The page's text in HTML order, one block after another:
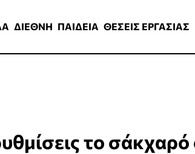
ΔΙΕΘΝΗ ΠΑΙΔΕΙΑ ΘΕΣΕΙΣ ΕΡΓΑΣΙΑΣ
το